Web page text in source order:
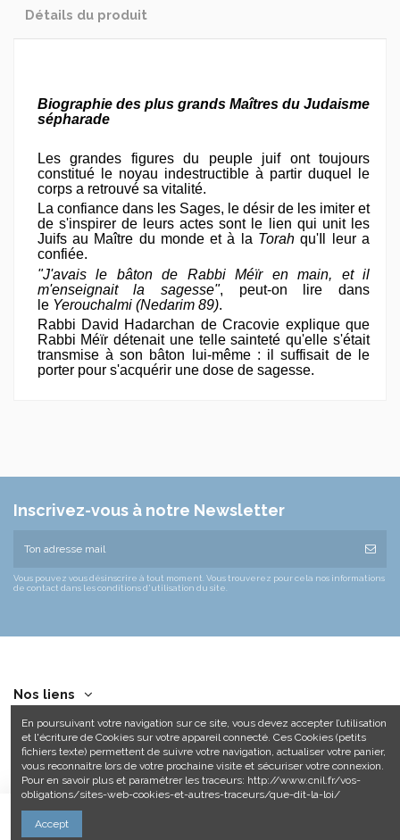
Détails du produit
Biographie des plus grands Maîtres du Judaisme
sépharade
Les grandes figures du peuple juif ont toujours
constitué le noyau indestructible à partir duquel le
corps a retrouvé sa vitalité.
La confiance dans les Sages, le désir de les imiter et
de s'inspirer de leurs actes sont le lien qui unit les
Juifs au Maître du monde et à la Torah qu'Il leur a
confiée.
"J'avais le bâton de Rabbi Méïr en main, et il
m'enseignait la sagesse", peut-on lire dans
le Yerouchalmi (Nedarim 89).
Rabbi David Hadarchan de Cracovie explique que
Rabbi Méïr détenait une telle sainteté qu'elle s'était
transmise à son bâton lui-même : il suffisait de le
porter pour s'acquérir une dose de sagesse.
Inscrivez-vous à notre Newsletter
Vous pouvez vous désinscrire à tout moment. Vous trouverez pour cela nos informations
de contact dans les conditions d'utilisation du site.
Nos liens
Contact us
En poursuivant votre navigation sur ce site, vous devez accepter l’utilisation
et l'écriture de Cookies sur votre appareil connecté. Ces Cookies (petits
fichiers texte) permettent de suivre votre navigation, actualiser votre panier,
vous reconnaitre lors de votre prochaine visite et sécuriser votre connexion.
Pour en savoir plus et paramétrer les traceurs: http://www.cnil.fr/vos-
obligations/sites-web-cookies-et-autres-traceurs/que-dit-la-loi/
Accept